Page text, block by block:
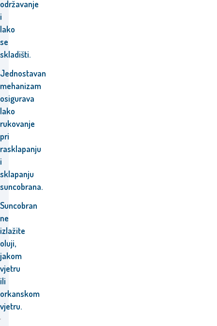
održavanje
i
lako
se
skladišti.
Jednostavan
mehanizam
osigurava
lako
rukovanje
pri
rasklapanju
i
sklapanju
suncobrana.
Suncobran
ne
izlažite
oluji,
jakom
vjetru
ili
orkanskom
vjetru.